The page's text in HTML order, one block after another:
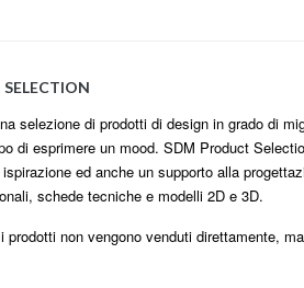
selezione di prodotti di design in grado di
di esprimere un mood. SDM Product
ed anche un supporto alla
schede tecniche e modelli 2D e 3D.
non vengono venduti direttamente,